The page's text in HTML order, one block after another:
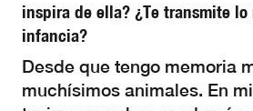
inspira de ella? ¿Te transmite
infancia?
Desde que tengo memoria
muchísimos animales. En